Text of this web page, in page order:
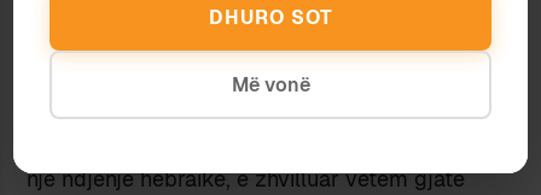
qytetërimin perëndimor. Premisa e tij është se,
nëse kuptohet burimi i këtyre kategorive morale,
atëherë bëhet e mundur edhe kapërcimi i tyre.
Origjina e mëkatit dhe fajit
një ndjenjë hebraike, e zhvilluar vetëm gjatë
DHURO SOT
Më vonë